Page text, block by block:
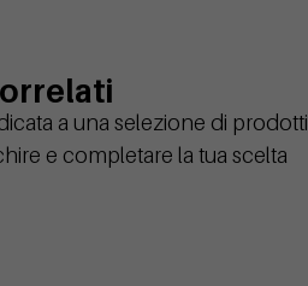
a una selezione di prodotti
e completare la tua scelta